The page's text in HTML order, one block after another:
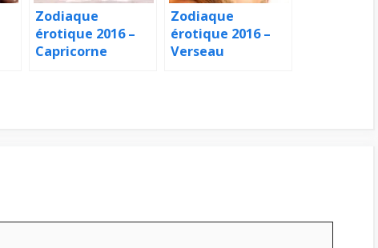
Zodiaque
érotique 2016 –
Capricorne
Zodiaque
érotique 2016 –
Verseau